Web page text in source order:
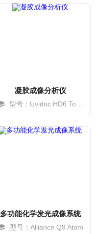
凝胶成像分析仪
型号：Uvidoc HD6 Touch Plus
多功能化学发光成像系统
型号：Alliance Q9 Atom